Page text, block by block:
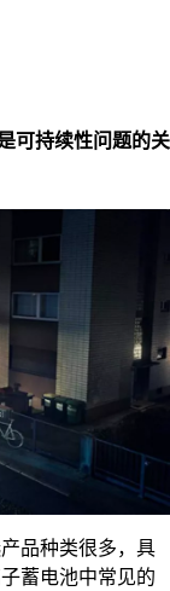
可持续性问题的关
品种类很多，具
蓄电池中常见的